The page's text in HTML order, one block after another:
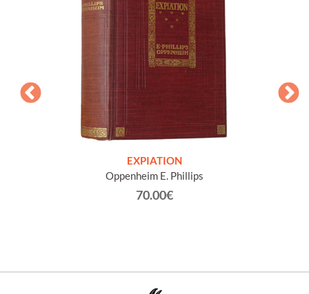
EXPIATION
Oppenheim E. Phillips
70.00€